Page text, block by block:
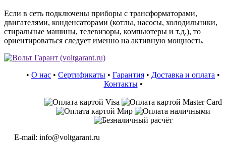
Если в сеть подключены приборы с трансформаторами,
двигателями, конденсаторами (котлы, насосы, холодильники,
стиральные машины, телевизоры, компьютеры и т.д.), то
ориентироваться следует именно на активную мощность.
• О нас • Сертификаты • Гарантия • Доставка и оплата •
Контакты•
E-mail: info@voltgarant.ru